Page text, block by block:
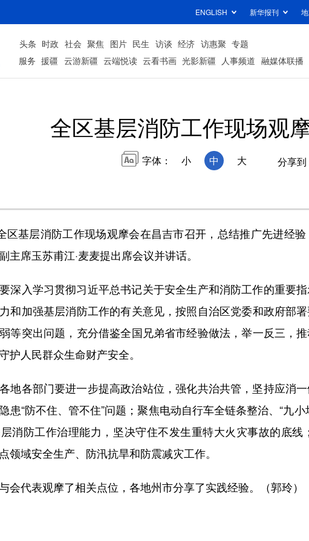
ENGLISH 新华报刊
头条 时政 社会 聚焦 图片 民生 访谈 经济 访惠聚 专题
服务 援疆 云游新疆 云端悦读 云看书画 光影新疆 人事频道 融媒体联播
全区基层消防工作现场观
字体： 小 中 大 分享到
基层消防工作现场观摩会在昌吉市召开，总结推广先进经验
主席玉苏甫江·麦麦提出席会议并讲话。
入学习贯彻习近平总书记关于安全生产和消防工作的重要
和加强基层消防工作的有关意见，按照自治区党委和政府部
等突出问题，充分借鉴全国兄弟省市经验做法，举一反三，
护人民群众生命财产安全。
各部门要进一步提高政治站位，强化共治共管，坚持应消
患“防不住、管不住”问题；聚焦电动自行车全链条整治、“九
消防工作治理能力，坚决守住不发生重特大火灾事故的底
领域安全生产、防汛抗旱和防震减灾工作。
代表观摩了相关点位，各地州市分享了实践经验。（郭玲）